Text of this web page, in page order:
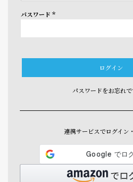
パスワード
(必
ログイン
パスワードをお忘れで
連携サービスでログイン